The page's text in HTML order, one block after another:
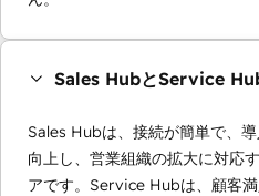
Sales HubとService
Sales Hubは、接続が簡単で、
向上し、営業組織の拡大に対応
アです。Service Hubは、顧客